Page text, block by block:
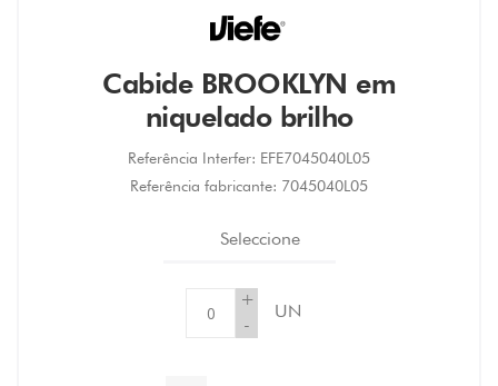
Cabide BROOKLYN em
niquelado brilho
Referência Interfer: EFE7045040L05
Referência fabricante: 7045040L05
Seleccione
+
-
UN